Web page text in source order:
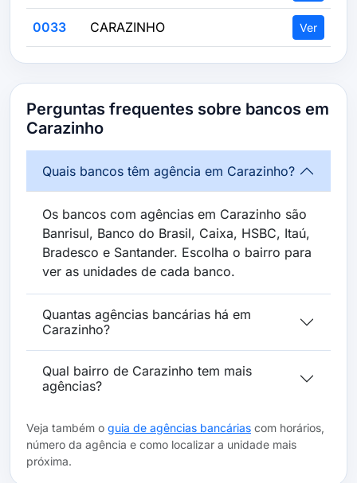
0033 CARAZINHO Ver
Perguntas frequentes sobre bancos em
Carazinho
Quais bancos têm agência em Carazinho?
Os bancos com agências em Carazinho são
Banrisul, Banco do Brasil, Caixa, HSBC, Itaú,
Bradesco e Santander. Escolha o bairro para
ver as unidades de cada banco.
Quantas agências bancárias há em
Carazinho?
Qual bairro de Carazinho tem mais
agências?
Veja também o guia de agências bancárias com horários,
número da agência e como localizar a unidade mais
próxima.